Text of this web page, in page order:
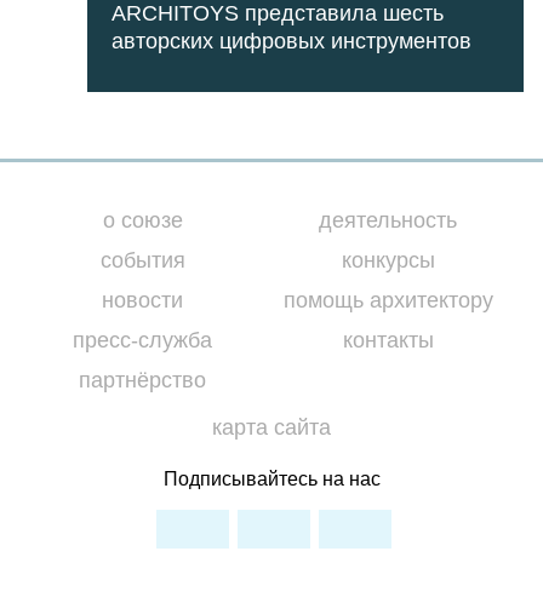
ARCHITOYS представила шесть
авторских цифровых инструментов
о союзе
события
новости
пресс-служба
партнёрство
деятельность
конкурсы
помощь архитектору
контакты
карта сайта
Подписывайтесь на нас